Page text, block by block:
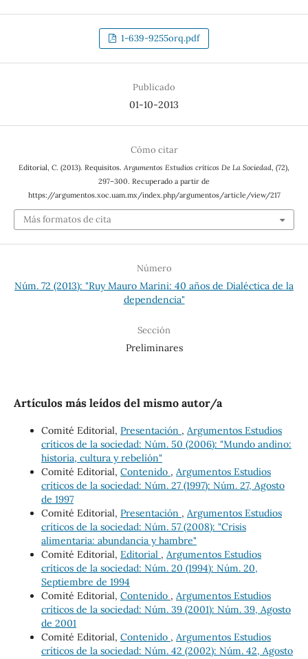
1-639-9255orq.pdf
Publicado
01-10-2013
Cómo citar
Editorial, C. (2013). Requisitos. Argumentos Estudios críticos De La Sociedad, (72),
297–300. Recuperado a partir de
https://argumentos.xoc.uam.mx/index.php/argumentos/article/view/217
Más formatos de cita
Número
Núm. 72 (2013): "Ruy Mauro Marini: 40 años de Dialéctica de la
dependencia"
Sección
Preliminares
Artículos más leídos del mismo autor/a
Comité Editorial, Presentación , Argumentos Estudios
críticos de la sociedad: Núm. 50 (2006): "Mundo andino:
historia, cultura y rebelión"
Comité Editorial, Contenido , Argumentos Estudios
críticos de la sociedad: Núm. 27 (1997): Núm. 27, Agosto
de 1997
Comité Editorial, Presentación , Argumentos Estudios
críticos de la sociedad: Núm. 57 (2008): "Crisis
alimentaria: abundancia y hambre"
Comité Editorial, Editorial , Argumentos Estudios
críticos de la sociedad: Núm. 20 (1994): Núm. 20,
Septiembre de 1994
Comité Editorial, Contenido , Argumentos Estudios
críticos de la sociedad: Núm. 39 (2001): Núm. 39, Agosto
de 2001
Comité Editorial, Contenido , Argumentos Estudios
críticos de la sociedad: Núm. 42 (2002): Núm. 42, Agosto